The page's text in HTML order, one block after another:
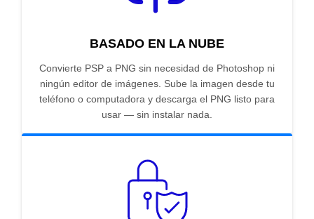
BASADO EN LA NUBE
Convierte PSP a PNG sin necesidad de Photoshop ni
ningún editor de imágenes. Sube la imagen desde tu
teléfono o computadora y descarga el PNG listo para
usar — sin instalar nada.